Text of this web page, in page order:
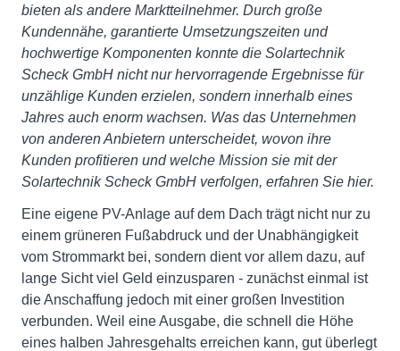
bieten als andere Marktteilnehmer. Durch große
Kundennähe, garantierte Umsetzungszeiten und
hochwertige Komponenten konnte die Solartechnik
Scheck GmbH nicht nur hervorragende Ergebnisse für
unzählige Kunden erzielen, sondern innerhalb eines
Jahres auch enorm wachsen. Was das Unternehmen
von anderen Anbietern unterscheidet, wovon ihre
Kunden profitieren und welche Mission sie mit der
Solartechnik Scheck GmbH verfolgen, erfahren Sie hier.
Eine eigene PV-Anlage auf dem Dach trägt nicht nur zu
einem grüneren Fußabdruck und der Unabhängigkeit
vom Strommarkt bei, sondern dient vor allem dazu, auf
lange Sicht viel Geld einzusparen - zunächst einmal ist
die Anschaffung jedoch mit einer großen Investition
verbunden. Weil eine Ausgabe, die schnell die Höhe
eines halben Jahresgehalts erreichen kann, gut überlegt